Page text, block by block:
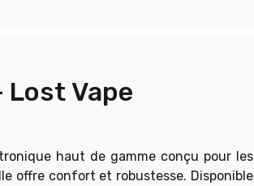
Lost Vape
haut de gamme conçu pour les
offre confort et robustesse. Disponible